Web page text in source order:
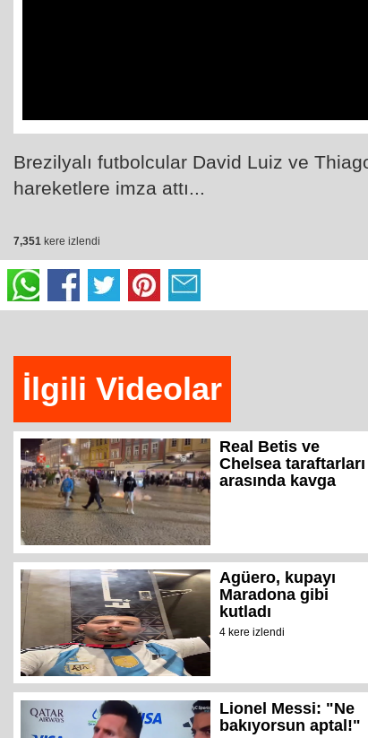
Brezilyalı futbolcular David Luiz ve
hareketlere imza attı...
7,351 kere izlendi
İlgili Videolar
Real Betis ve
Chelsea taraftarları
arasında kavga
Agüero, kupayı
Maradona gibi
kutladı
4 kere izlendi
Lionel Messi: "Ne
bakıyorsun aptal!"